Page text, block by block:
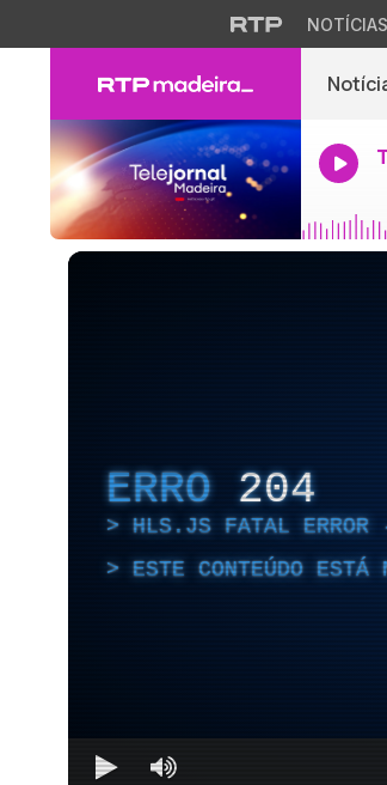
NOTÍCIAS
ERRO 204
HLS.JS FATAL ERROR -
ESTE CONTEÚDO ESTÁ